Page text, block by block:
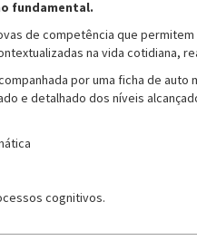
fundamental.
de competência que
na vida cotidiana,
por uma ficha de
e detalhado dos níveis
cognitivos.